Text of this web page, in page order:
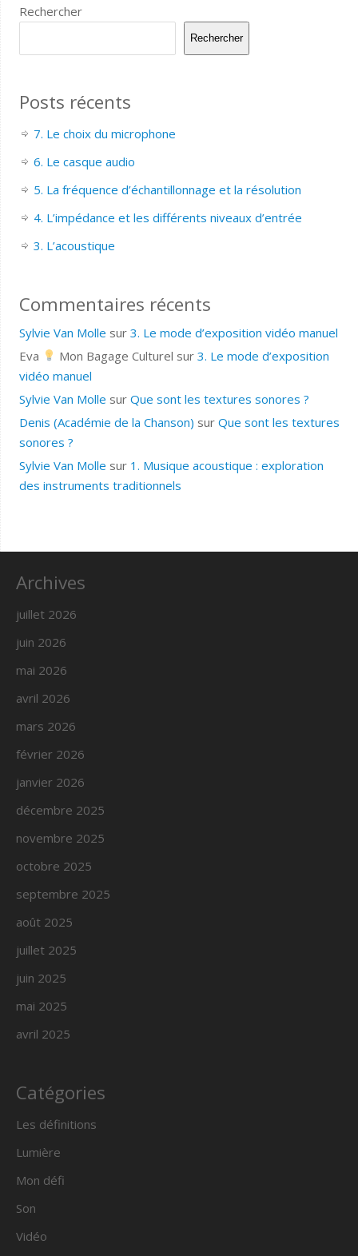
Rechercher
Rechercher
Posts récents
7. Le choix du microphone
6. Le casque audio
5. La fréquence d’échantillonnage et la résolution
4. L’impédance et les différents niveaux d’entrée
3. L’acoustique
Commentaires récents
Sylvie Van Molle sur 3. Le mode d’exposition vidéo manuel
Eva
Mon Bagage Culturel sur 3. Le mode d’exposition
vidéo manuel
Sylvie Van Molle sur Que sont les textures sonores ?
Denis (Académie de la Chanson) sur Que sont les textures
sonores ?
Sylvie Van Molle sur 1. Musique acoustique : exploration
des instruments traditionnels
Archives
juillet 2026
juin 2026
mai 2026
avril 2026
mars 2026
février 2026
janvier 2026
décembre 2025
novembre 2025
octobre 2025
septembre 2025
août 2025
juillet 2025
juin 2025
mai 2025
avril 2025
Catégories
Les définitions
Lumière
Mon défi
Son
Vidéo